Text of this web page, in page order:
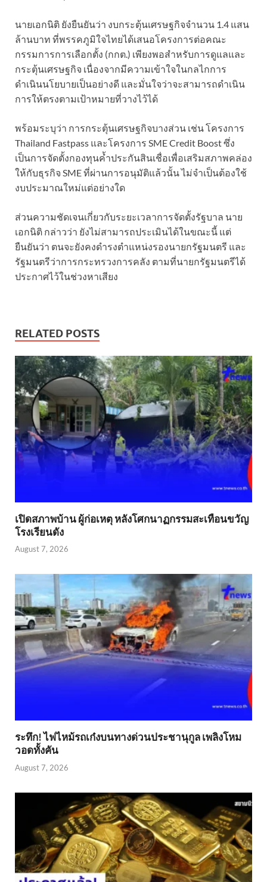
นายเอกนิติ ยังยืนยันว่า งบกระตุ้นเศรษฐกิจจำนวน 1.4 แสน
ล้านบาท ที่พรรคภูมิใจไทยได้เสนอโครงการต่อคณะ
กรรมการการเลือกตั้ง (กกต.) เพียงพอสำหรับการดูแลและ
กระตุ้นเศรษฐกิจ เนื่องจากมีความเข้าใจในกลไกการ
ดำเนินนโยบายเป็นอย่างดี และมั่นใจว่าจะสามารถดำเนิน
การให้ตรงตามเป้าหมายที่วางไว้ได้
พร้อมระบุว่า การกระตุ้นเศรษฐกิจบางส่วน เช่น โครงการ
Thailand Fastpass และโครงการ SME Credit Boost ซึ่ง
เป็นการจัดตั้งกองทุนค้ำประกันสินเชื่อเพื่อเสริมสภาพคล่อง
ให้กับธุรกิจ SME ที่ผ่านการอนุมัติแล้วนั้น ไม่จำเป็นต้องใช้
งบประมาณใหม่แต่อย่างใด
ส่วนความชัดเจนเกี่ยวกับระยะเวลาการจัดตั้งรัฐบาล นาย
เอกนิติ กล่าวว่า ยังไม่สามารถประเมินได้ในขณะนี้ แต่
ยืนยันว่า ตนจะยังคงดำรงตำแหน่งรองนายกรัฐมนตรี และ
รัฐมนตรีว่าการกระทรวงการคลัง ตามที่นายกรัฐมนตรีได้
ประกาศไว้ในช่วงหาเสียง
RELATED POSTS
เปิดสภาพบ้าน ผู้ก่อเหตุ หลังโศกนาฏกรรมสะเทือนขวัญ
โรงเรียนดัง
August 7, 2026
ระทึก! ไฟไหม้รถเก๋งบนทางด่วนประชานุกูล เพลิงโหม
วอดทั้งคัน
August 7, 2026